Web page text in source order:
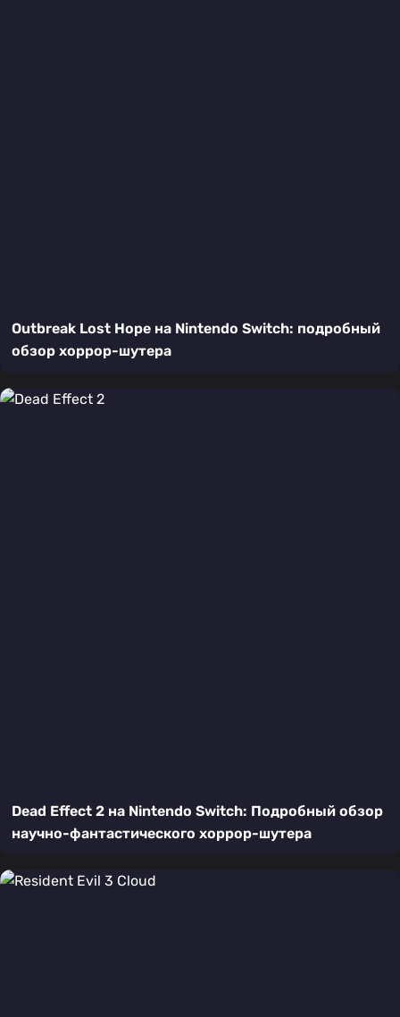
Outbreak Lost Hope на Nintendo Switch: подробный
обзор хоррор-шутера
Dead Effect 2 на Nintendo Switch: Подробный обзор
научно-фантастического хоррор-шутера